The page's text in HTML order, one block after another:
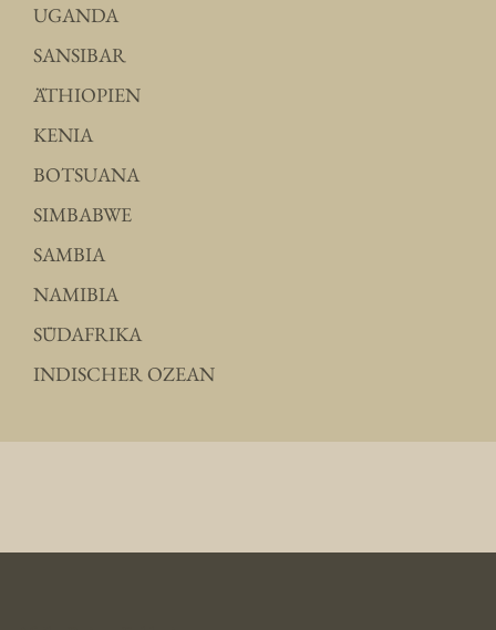
UGANDA
SANSIBAR
ÄTHIOPIEN
KENIA
BOTSUANA
SIMBABWE
SAMBIA
NAMIBIA
SÜDAFRIKA
INDISCHER OZEAN